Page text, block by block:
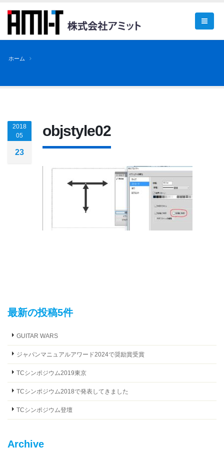
ホーム
2018
05
23
objstyle02
最新の投稿5件
GUITAR WARS
ジャパンマニュアルアワード2024で奨励賞受賞
TCシンポジウム2019東京
TCシンポジウム2018で発表してきました
TCシンポジウム登壇
Archive